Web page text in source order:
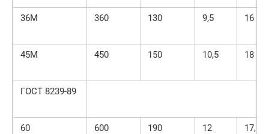
36М 360 130 9,5 16
45М 450 150 10,5 18
ГОСТ 8239-89
60 600 190 12 17,8